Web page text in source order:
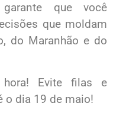
que você
que moldam
do Maranhão e do
Evite filas e
o dia 19 de maio!